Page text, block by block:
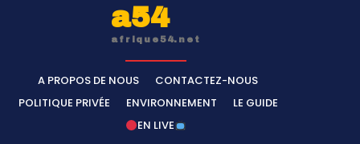
a54
afrique54.net
A PROPOS DE NOUS
CONTACTEZ-NOUS
POLITIQUE PRIVÉE
ENVIRONNEMENT
LE GUIDE
EN LIVE